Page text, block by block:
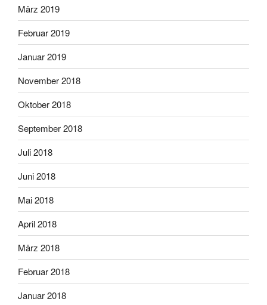
März 2019
Februar 2019
Januar 2019
November 2018
Oktober 2018
September 2018
Juli 2018
Juni 2018
Mai 2018
April 2018
März 2018
Februar 2018
Januar 2018